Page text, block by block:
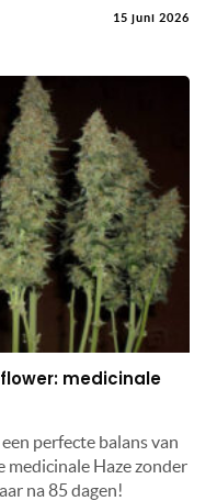
15 juni 2026
medicinale
perfecte balans van
medicinale Haze zonder
na 85 dagen!